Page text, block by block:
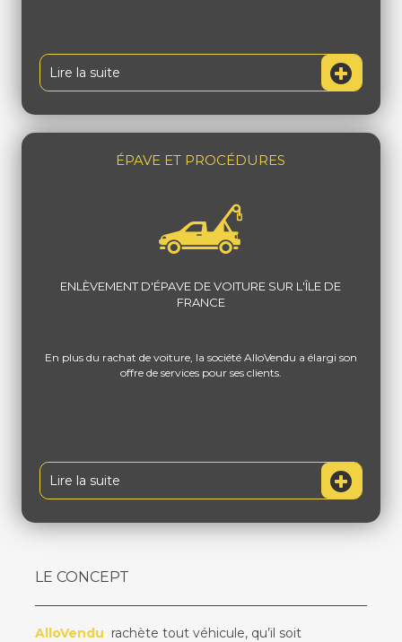
Lire la suite
ÉPAVE ET PROCÉDURES
ENLÈVEMENT D'ÉPAVE DE VOITURE SUR L'ÎLE DE
FRANCE
En plus du rachat de voiture, la société AlloVendu a élargi son
offre de services pour ses clients.
Lire la suite
LE CONCEPT
AlloVendu rachète tout véhicule, qu’il soit